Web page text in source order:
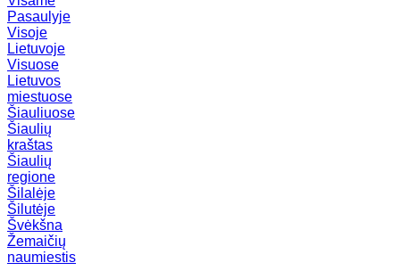
Pasaulyje
Visoje
Lietuvoje
Visuose
Lietuvos
miestuose
Šiauliuose
Šiaulių
kraštas
Šiaulių
regione
Šilalėje
Šilutėje
Švėkšna
Žemaičių
naumiestis